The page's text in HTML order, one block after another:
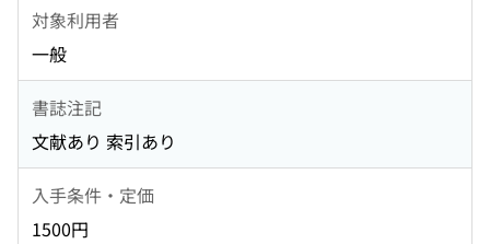
対象利用者
一般
書誌注記
文献あり 索引あり
入手条件・定価
1500円